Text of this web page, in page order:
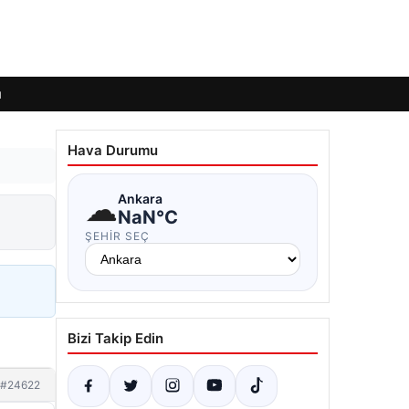
#24622
Hava Durumu
☁Ankara
NaN°C
ŞEHIR SEÇ
Bizi Takip Edin